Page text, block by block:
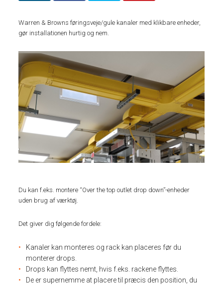
Warren & Browns føringsveje/gule kanaler med klikbare enheder,
gør installationen hurtig og nem.
Du kan f.eks. montere “Over the top outlet drop down”-enheder
uden brug af værktøj.
Det giver dig følgende fordele:
Kanaler kan monteres og rack kan placeres før du
monterer drops.
Drops kan flyttes nemt, hvis f.eks. rackene flyttes.
De er supernemme at placere til præcis den position, du